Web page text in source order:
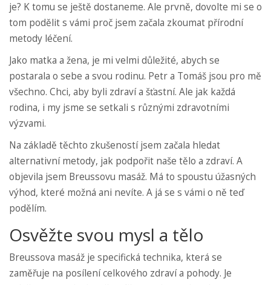
je? K tomu se ještě dostaneme. Ale prvně, dovolte mi se o
tom podělit s vámi proč jsem začala zkoumat přírodní
metody léčení.
Jako matka a žena, je mi velmi důležité, abych se
postarala o sebe a svou rodinu. Petr a Tomáš jsou pro mě
všechno. Chci, aby byli zdraví a šťastní. Ale jak každá
rodina, i my jsme se setkali s různými zdravotními
výzvami.
Na základě těchto zkušeností jsem začala hledat
alternativní metody, jak podpořit naše tělo a zdraví. A
objevila jsem Breussovu masáž. Má to spoustu úžasných
výhod, které možná ani nevíte. A já se s vámi o ně teď
podělím.
Osvěžte svou mysl a tělo
Breussova masáž je specifická technika, která se
zaměřuje na posílení celkového zdraví a pohody. Je